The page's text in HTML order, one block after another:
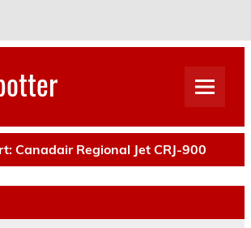
Canadair Regional Jet CRJ-900